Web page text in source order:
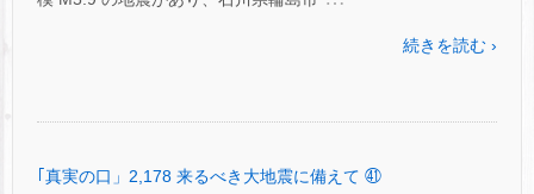
続きを読む ›
｢真実の口」2,178 来るべき大地震に備えて ㊶